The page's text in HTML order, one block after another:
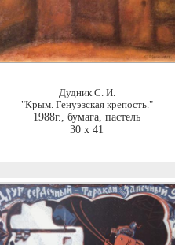
Дудник С. И.
"Крым. Генуэзская крепость."
1988г., бумага, пастель
30 x 41